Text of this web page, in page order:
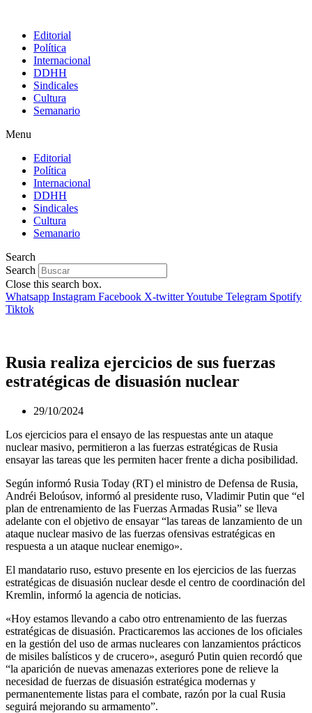
Editorial
Política
Internacional
DDHH
Sindicales
Cultura
Semanario
Menu
Editorial
Política
Internacional
DDHH
Sindicales
Cultura
Semanario
Search
Search
Close this search box.
Whatsapp Instagram Facebook X-twitterYoutube Telegram Spotify
Tiktok
Rusia realiza ejercicios de sus fuerzas
estratégicas de disuasión nuclear
29/10/2024
Los ejercicios para el ensayo de las respuestas ante un ataque
nuclear masivo, permitieron a las fuerzas estratégicas de Rusia
ensayar las tareas que les permiten hacer frente a dicha posibilidad.
Según informó Rusia Today (RT) el ministro de Defensa de Rusia,
Andréi Beloúsov, informó al presidente ruso, Vladimir Putin que “el
plan de entrenamiento de las Fuerzas Armadas Rusia” se lleva
adelante con el objetivo de ensayar “las tareas de lanzamiento de un
ataque nuclear masivo de las fuerzas ofensivas estratégicas en
respuesta a un ataque nuclear enemigo».
El mandatario ruso, estuvo presente en los ejercicios de las fuerzas
estratégicas de disuasión nuclear desde el centro de coordinación del
Kremlin, informó la agencia de noticias.
«Hoy estamos llevando a cabo otro entrenamiento de las fuerzas
estratégicas de disuasión. Practicaremos las acciones de los oficiales
en la gestión del uso de armas nucleares con lanzamientos prácticos
de misiles balísticos y de crucero», aseguró Putin quien recordó que
“la aparición de nuevas amenazas exteriores pone de relieve la
necesidad de fuerzas de disuasión estratégica modernas y
permanentemente listas para el combate, razón por la cual Rusia
seguirá mejorando su armamento”.